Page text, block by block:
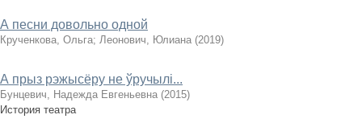
А песни довольно одной
Крученкова, Ольга; Леонович, Юлиана (2019)
А прыз рэжысёру не ўручылі...
Бунцевич, Надежда Евгеньевна (2015)
История театра